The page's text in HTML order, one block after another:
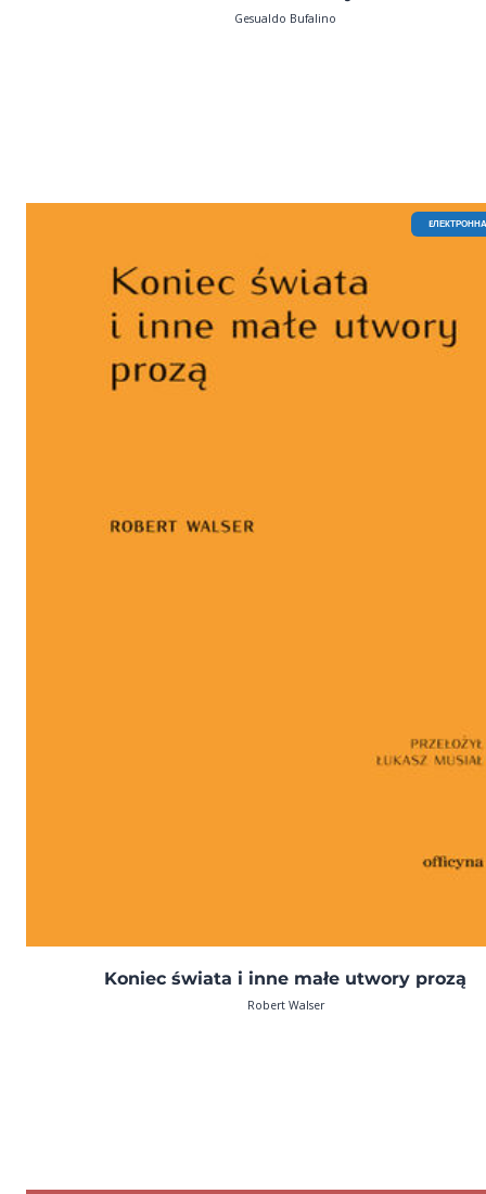
Gesualdo Bufalino
Koniec świata i inne małe utwory prozą
Robert Walser